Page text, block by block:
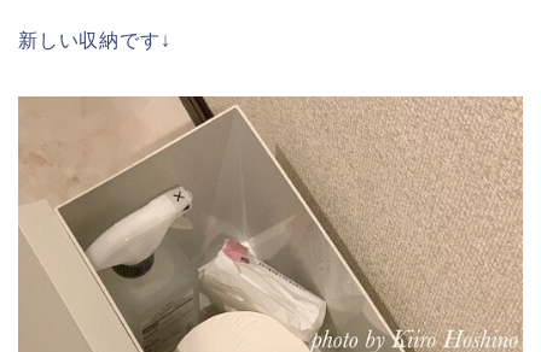
新しい収納です↓